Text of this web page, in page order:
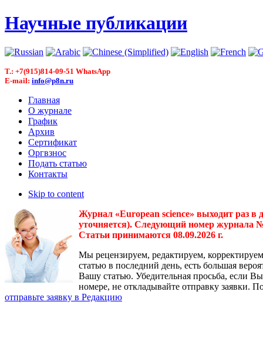
Научные публикации
T.: +7(915)814-09-51 WhatsApp
E-mail: info@p8n.ru
Главная
О журнале
График
Архив
Сертификат
Оргвзнос
Подать статью
Контакты
Skip to content
Журнал «European science» выходит раз в
уточняется). Следующий номер журнала №
Статьи принимаются 08.09.2026 г.
Мы рецензируем, редактируем,
статью в последний день, есть большая
Вашу статью. Убедительная просьба, если
номере, не откладывайте отправку заявки.
отправьте заявку в Редакцию